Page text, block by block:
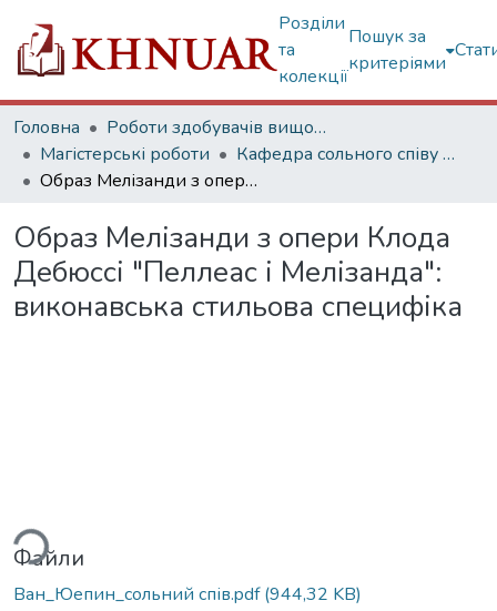
Розділи
та
колекції
Пошук за
критеріями
Головна
Роботи здобувачів вищої освіти
Магістерські роботи
Кафедра сольного співу та оперної підготовки
Образ Мелізанди з опери Клода Дебюссі "Пеллеас і Мелізанда": виконавська стильова специфіка
Образ Мелізанди з опери Клода
Дебюссі "Пеллеас і Мелізанда":
виконавська стильова специфіка
Файли
Ван_Юепин_сольний спів.pdf(944,32 KB)